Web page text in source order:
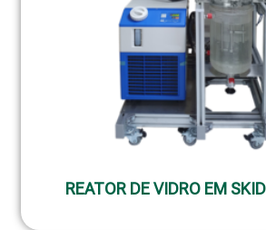
REATOR DE VIDRO EM